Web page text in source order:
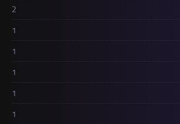
2
1
1
1
1
1